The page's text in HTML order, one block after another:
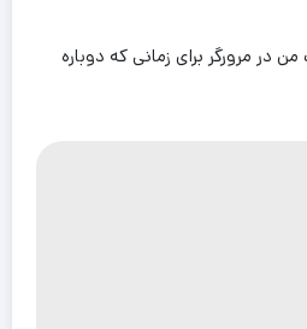
در مرورگر برای زمانی که دوباره